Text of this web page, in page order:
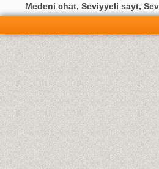
Medeni chat, Seviyyeli sayt,